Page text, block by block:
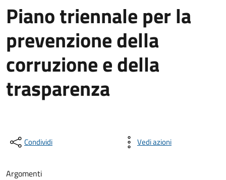
Piano triennale per la
prevenzione della
corruzione e della
trasparenza
Condividi Vedi azioni
Argomenti